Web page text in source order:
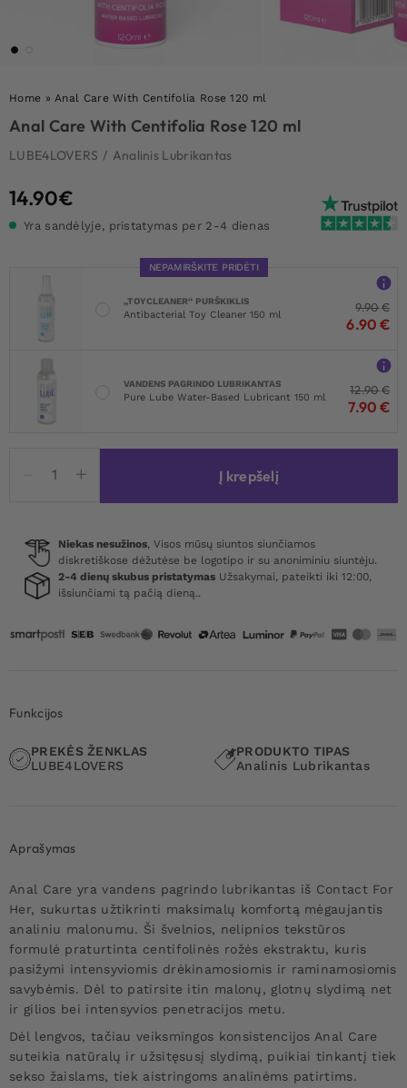
Home »Anal Care With Centifolia Rose 120 ml
Anal Care With Centifolia Rose 120 ml
LUBE4LOVERS / Analinis Lubrikantas
14.90€
Yra sandėlyje, pristatymas per 2-4 dienas
NEPAMIRŠKITE PRIDĖTI
„TOYCLEANER“ PURŠKIKLIS
Antibacterial Toy Cleaner 150 ml
9.90€
6.90 €
VANDENS PAGRINDO LUBRIKANTAS
Pure Lube Water-Based Lubricant 150 ml
12.90€
7.90 €
kiekis:
With
Centifolia
Rose
ml
Į krepšelį
Niekas nesužinos, Visos mūsų siuntos siunčiamos
diskretiškose dėžutėse be logotipo ir su anoniminiu siuntėju.
2-4 dienų skubus pristatymas Užsakymai, pateikti iki 12:00,
išsiunčiami tą pačią dieną..
Funkcijos
PREKĖS ŽENKLAS
LUBE4LOVERS
PRODUKTO TIPAS
Analinis Lubrikantas
Aprašymas
Anal Care yra vandens pagrindo lubrikantas iš Contact For
Her, sukurtas užtikrinti maksimalų komfortą mėgaujantis
analiniu malonumu. Ši švelnios, nelipnios tekstūros
formulė praturtinta centifolinės rožės ekstraktu, kuris
pasižymi intensyviomis drėkinamosiomis ir raminamosiomis
savybėmis. Dėl to patirsite itin malonų, glotnų slydimą net
ir gilios bei intensyvios penetracijos metu.
Dėl lengvos, tačiau veiksmingos konsistencijos Anal Care
suteikia natūralų ir užsitęsusį slydimą, puikiai tinkantį tiek
sekso žaislams, tiek aistringoms analinėms patirtims.